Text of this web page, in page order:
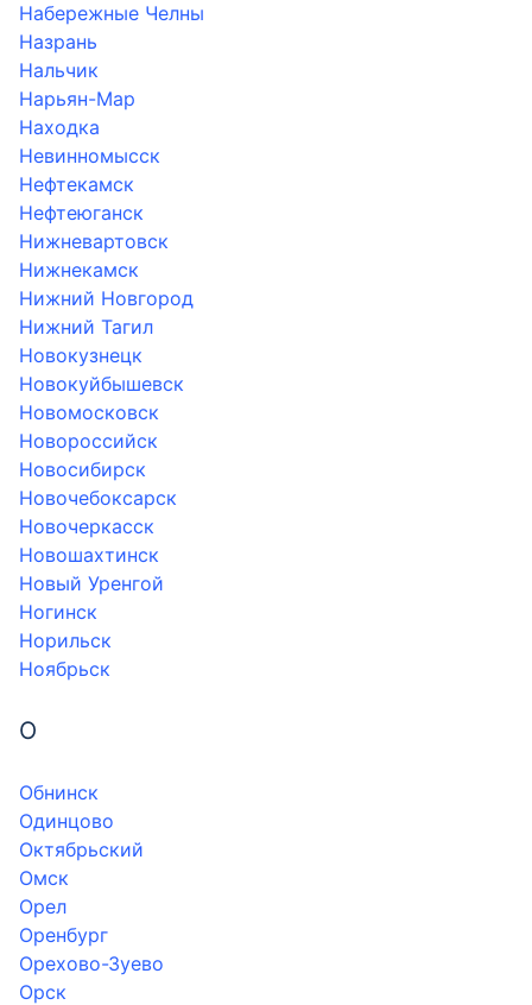
Набережные Челны
Назрань
Нальчик
Нарьян-Мар
Находка
Невинномысск
Нефтекамск
Нефтеюганск
Нижневартовск
Нижнекамск
Нижний Новгород
Нижний Тагил
Новокузнецк
Новокуйбышевск
Новомосковск
Новороссийск
Новосибирск
Новочебоксарск
Новочеркасск
Новошахтинск
Новый Уренгой
Ногинск
Норильск
Ноябрьск
О
Обнинск
Одинцово
Октябрьский
Омск
Орел
Оренбург
Орехово-Зуево
Орск